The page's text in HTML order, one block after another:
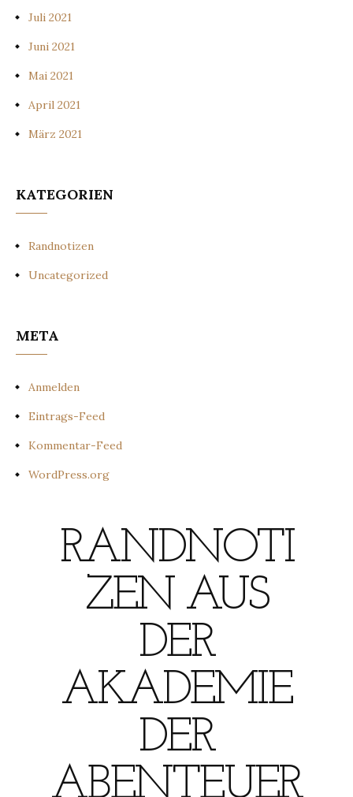
Juli 2021
Juni 2021
Mai 2021
April 2021
März 2021
KATEGORIEN
Randnotizen
Uncategorized
META
Anmelden
Eintrags-Feed
Kommentar-Feed
WordPress.org
RANDNOTI
ZEN AUS
DER
AKADEMIE
DER
ABENTEUER